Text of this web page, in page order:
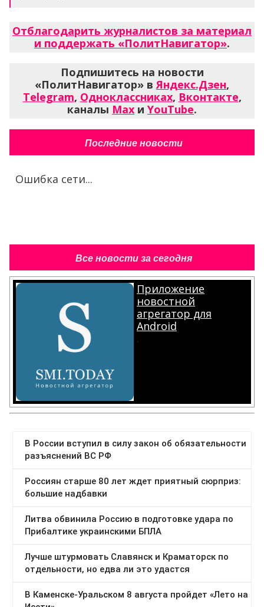
Отблагодарить журналистов за материал
и поддержать «ПолитНавигатор».
Подпишитесь на новости
«ПолитНавигатор» вЯндекс.Дзен,
Telegram, Одноклассниках, Вконтакте,
каналы Max и YouTube.
Последние новости
Ошибка сети...
Все новости за сегодня
Приложение
новостной
агрегатор для
Android
.